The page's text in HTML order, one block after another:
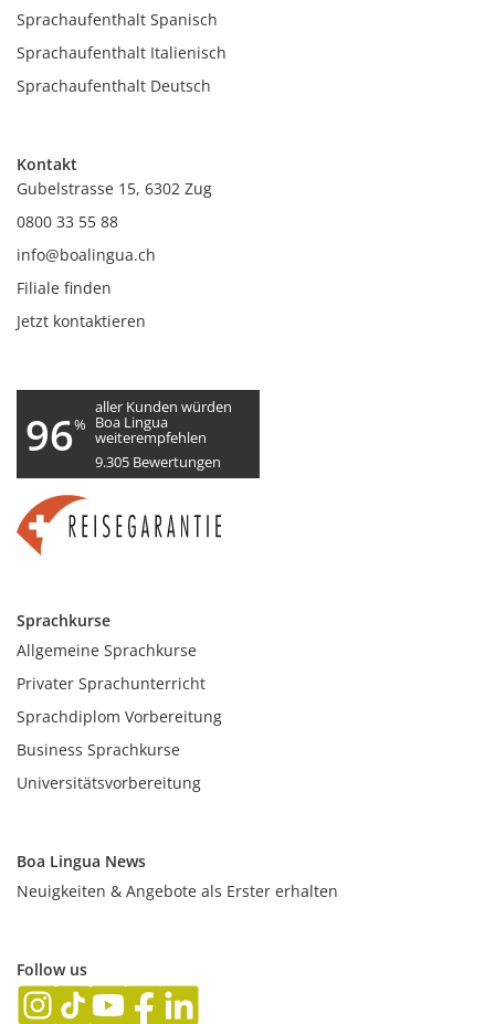
Sprachaufenthalt Spanisch
Sprachaufenthalt Italienisch
Sprachaufenthalt Deutsch
Kontakt
Gubelstrasse 15, 6302 Zug
0800 33 55 88
info@boalingua.ch
Filiale finden
Jetzt kontaktieren
96%
aller Kunden würden
Boa Lingua
weiterempfehlen
9.305 Bewertungen
Sprachkurse
Allgemeine Sprachkurse
Privater Sprachunterricht
Sprachdiplom Vorbereitung
Business Sprachkurse
Universitätsvorbereitung
Boa Lingua News
Neuigkeiten & Angebote als Erster erhalten
Follow us